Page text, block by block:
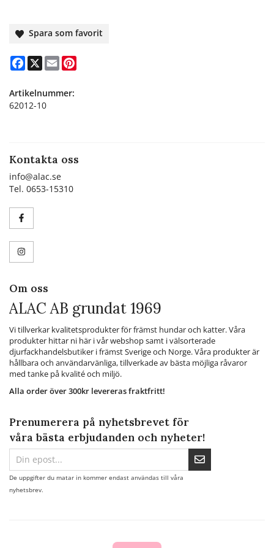
Spara som favorit
Facebook
X Email
Artikelnummer:
62012-10
Kontakta oss
info@alac.se
Tel. 0653-15310
Om oss
ALAC AB grundat 1969
Vi tillverkar kvalitetsprodukter för främst hundar och katter. Våra
produkter hittar ni här i vår webshop samt i välsorterade
djurfackhandelsbutiker i främst Sverige och Norge. Våra produkter är
hållbara och användarvänliga, tillverkade av bästa möjliga råvaror
med tanke på kvalité och miljö.
Alla order över 300kr levereras fraktfritt!
Prenumerera på nyhetsbrevet för
våra bästa erbjudanden och nyheter!
De uppgifter du matar in kommer endast användas till våra
nyhetsbrev.